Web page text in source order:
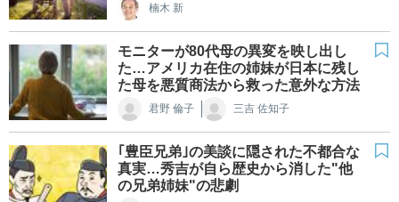
楠木 新
モニターが80代母の異変を映し出し
た…アメリカ在住の姉妹が日本に残し
た母を悪質商法から救った意外な方法
君野 倫子 三吉 佐知子
｢豊臣兄弟｣の美談に隠された不都合な
真実…秀吉が自ら歴史から消した"他
の兄弟姉妹"の悲劇